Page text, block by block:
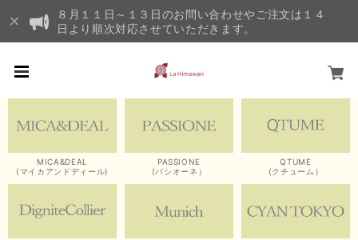
８月１１日～１３日のお問い合わせやご注文は１４
日より順次対応させていただきます。
MICA&DEAL
(マイカアンドディール)
PASSIONE
(パシオーネ）
QTUME
(クチューム）